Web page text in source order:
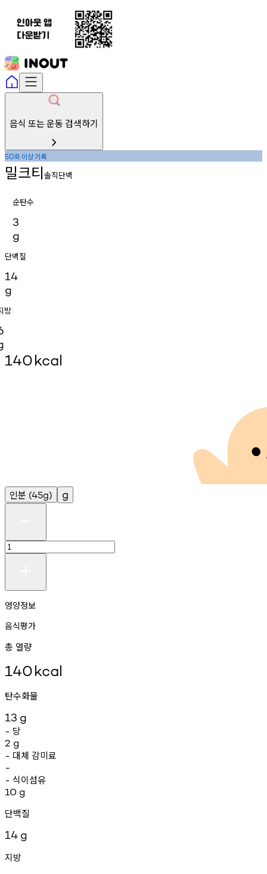
음식 또는 운동 검색하기
50회 이상기록
밀크티솔직단백
순탄수
3
g
단백질
14
g
방
140kcal
인분 (45g) g
영양정보
음식평가
총 열량
140kcal
탄수화물
13 g
- 당
2 g
- 대체 감미료
-
- 식이섬유
10 g
단백질
14 g
지방